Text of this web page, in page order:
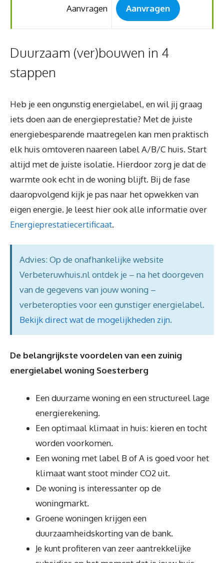
Aanvragen Aanvragen
Duurzaam (ver)bouwen in 4
stappen
Heb je een ongunstig energielabel, en wil jij graag
iets doen aan de energieprestatie? Met de juiste
energiebesparende maatregelen kan men praktisch
elk huis omtoveren naareen label A/B/C huis. Start
altijd met de juiste isolatie. Hierdoor zorg je dat de
warmte ook echt in de woning blijft. Bij de fase
daaropvolgend kijk je pas naar het opwekken van
eigen energie. Je leest hier ook alle informatie over
Energieprestatiecertificaat.
Advies: Op de onafhankelijke website
Verbeteruwhuis.nl ontdek je – na het doorgeven
van de gegevens van jouw woning –
verbeteropties voor een gunstiger energielabel.
Bekijk direct wat de mogelijkheden zijn.
De belangrijkste voordelen van een zuinig
energielabel woning Soesterberg
Een duurzame woning en een structureel lage
energierekening.
Een optimaal klimaat in huis: kieren en tocht
worden voorkomen.
Een woning met label B of A is goed voor het
klimaat want stoot minder CO2 uit.
De woning is interessanter op de
woningmarkt.
Groene woningen krijgen een
duurzaamheidskorting van de bank.
Je kunt profiteren van zeer aantrekkelijke